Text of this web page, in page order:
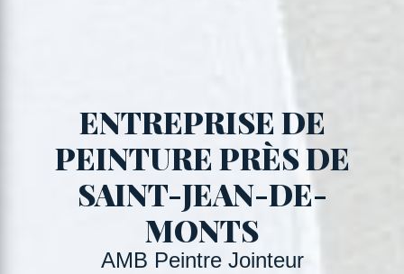
ENTREPRISE DE
PEINTURE PRÈS DE
SAINT-JEAN-DE-
MONTS
AMB Peintre Jointeur